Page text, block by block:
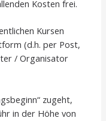
Kosten frei.
Kursen
(d.h. per Post,
/ Organisator
zugeht,
in der Höhe von